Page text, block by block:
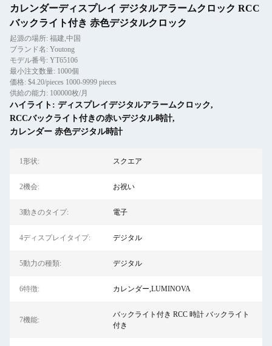
カレンダーディスプレイ デジタルアラームクロック RCC
バックライト付き 赤色デジタルクロック
起源の場所: 福建,中国
ブランド名: Youtong
モデル番号: YT65106
最小注文数量: 1000個
価格: $4.20/pieces 1000-9999 pieces
供給の能力: 100000枚/月
ハイライト: ディスプレイデジタルアラームクロック,
RCCバックライト付きの赤いデジタル時計,
カレンダー 赤色デジタル時計
1形状: スクエア
2機会: お祝い
3動きのタイプ: 電子
4ディスプレイタイプ: デジタル
5動力の種類: デジタル
6特徴: カレンダー,LUMINOVA
7機能:
バックライト付き RCC 時計 バックライト
付き